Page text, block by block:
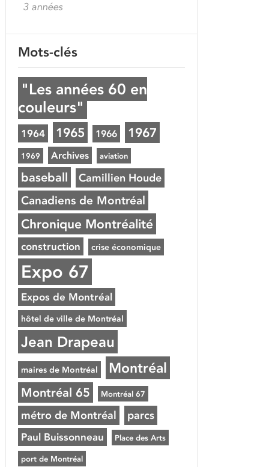
3 années
Mots-clés
"Les années 60 en
couleurs"
1964 1965 1966 1967
1969 Archives aviation
baseball Camillien Houde
Canadiens de Montréal
Chronique Montréalité
construction crise économique
Expo 67
Expos de Montréal
hôtel de ville de Montréal
Jean Drapeau
maires de Montréal Montréal
Montréal 65 Montréal 67
métro de Montréal parcs
Paul Buissonneau Place des Arts
port de Montréal